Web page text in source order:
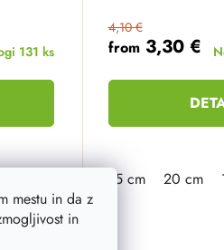
mestu in da z
in
131 ks from3,30 €
4,10 €
15 cm 20 cm